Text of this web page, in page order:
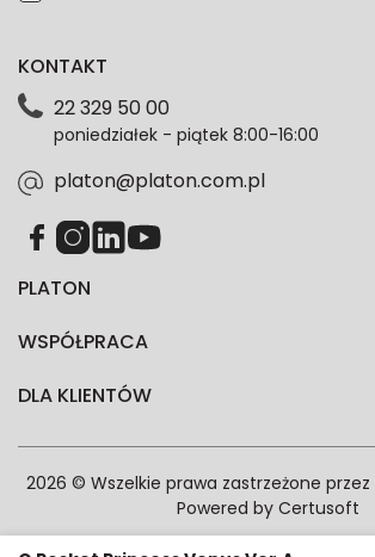
przeze mnie adres e-mail
dotyczące danych osobowych
każdym czasie. Wycofanie zgody nie
zgodność z prawem przetwarzania
PLATON
WSPÓŁPRACA
DLA KLIENTÓW
KONTAKT
22 329 50 00
poniedziałek - piątek 8:00-16:00
platon@platon.com.pl
2026 © Wszelkie prawa zastrzeżone przez
Powered by Certusoft